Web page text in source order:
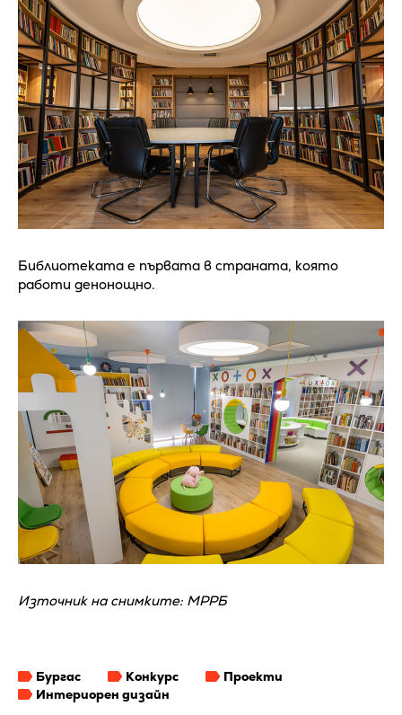
Библиотеката е първата в страната, която
работи денонощно.
Източник на снимките: МРРБ
Бургас Конкурс
Проекти
Интериорен дизайн